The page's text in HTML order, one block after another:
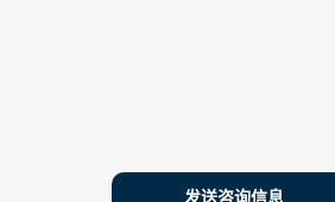
发送咨询信息